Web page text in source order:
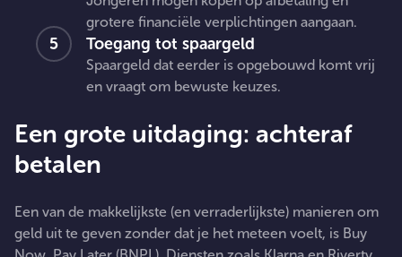
grotere financiële verplichtingen aangaan.
Toegang tot spaargeld
Spaargeld dat eerder is opgebouwd komt vrij
en vraagt om bewuste keuzes.
Een grote uitdaging: achteraf
betalen
Een van de makkelijkste (en verraderlijkste) manieren om
geld uit te geven zonder dat je het meteen voelt, is Buy